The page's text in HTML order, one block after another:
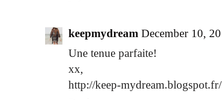
keepmydream December 10,
Une tenue parfaite!
xx,
http://keep-mydream.blogspot.fr/